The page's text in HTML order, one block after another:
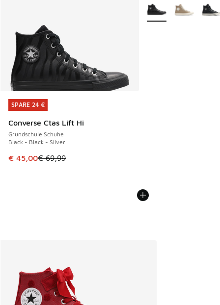
SPARE 24 €
Converse Ctas Lift Hi
Grundschule Schuhe
Black - Black - Silver
Dieser Artikel ist im Sale. Der Preis ist von € 69,99 auf €
€ 45,00€ 69,99
SPARE 24 €
Weitere Farben